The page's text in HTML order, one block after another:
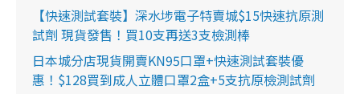
【快速測試套裝】深水埗電子特賣城$15快速抗原測
試劑 現貨發售！買10支再送3支檢測棒
日本城分店現貨開賣KN95口罩+快速測試套裝優
惠！$128買到成人立體口罩2盒+5支抗原檢測試劑